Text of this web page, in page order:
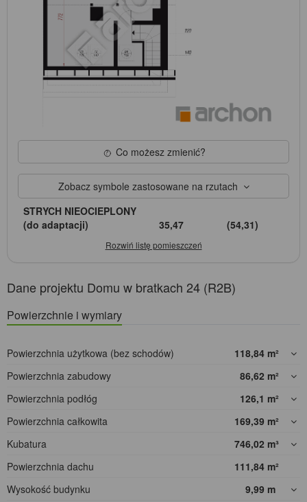
Co możesz zmienić?
Zobacz symbole zastosowane na rzutach
STRYCH NIEOCIEPLONY
(do adaptacji)
35,47 (54,31)
Dane projektu Domu w bratkach 24 (R2B)
Powierzchnie i wymiary
Powierzchnia użytkowa (bez schodów) 118,84 m²
Powierzchnia zabudowy
86,62 m²
Powierzchnia podłóg
126,1 m²
Powierzchnia całkowita
169,39 m²
Kubatura
746,02 m³
Powierzchnia dachu
111,84 m²
Wysokość budynku
9,99 m